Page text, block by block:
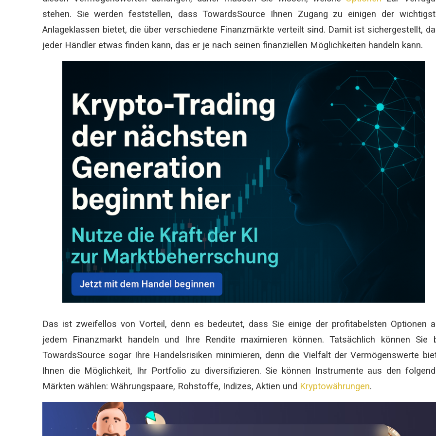
stehen. Sie werden feststellen, dass TowardsSource Ihnen Zugang zu einigen der
Anlageklassen bietet, die über verschiedene Finanzmärkte verteilt sind. Damit ist sichergestellt,
jeder Händler etwas finden kann, das er je nach seinen finanziellen Möglichkeiten handeln kann.
Das ist zweifellos von Vorteil, denn es bedeutet, dass Sie einige der profitabelsten Optionen
jedem Finanzmarkt handeln und Ihre Rendite maximieren können. Tatsächlich können Sie
TowardsSource sogar Ihre Handelsrisiken minimieren, denn die Vielfalt der Vermögenswerte
Ihnen die Möglichkeit, Ihr Portfolio zu diversifizieren. Sie können Instrumente aus den
Märkten wählen: Währungspaare, Rohstoffe, Indizes, Aktien und Kryptowährungen.